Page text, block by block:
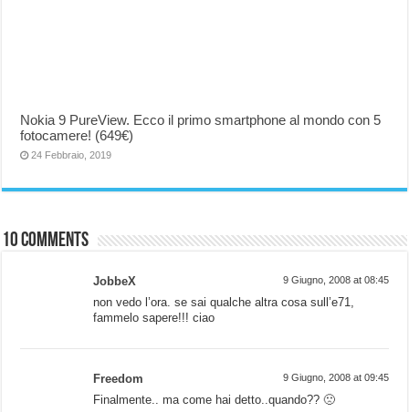
Nokia 9 PureView. Ecco il primo smartphone al mondo con 5
fotocamere! (649€)
24 Febbraio, 2019
10 comments
JobbeX 9 Giugno, 2008 at 08:45
non vedo l’ora. se sai qualche altra cosa sull’e71,
fammelo sapere!!! ciao
Freedom 9 Giugno, 2008 at 09:45
Finalmente.. ma come hai detto..quando?? 🙁